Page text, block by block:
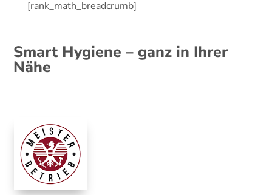
[rank_math_breadcrumb]
Smart Hygiene – ganz in Ihrer
Nähe